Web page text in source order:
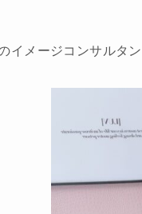
イメージコンサルタン